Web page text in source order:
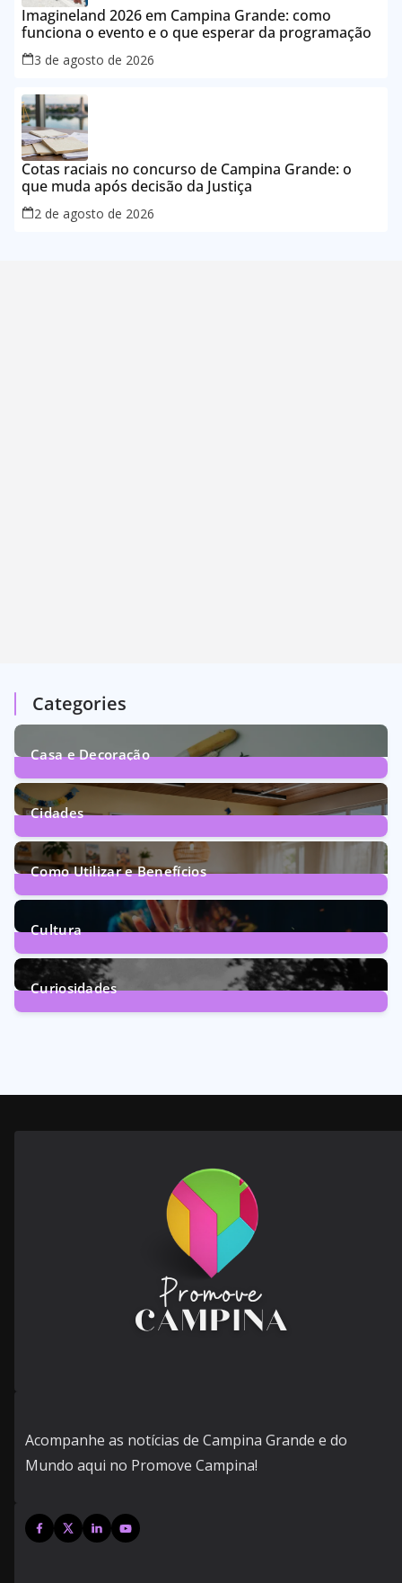
Imagineland 2026 em Campina Grande: como
funciona o evento e o que esperar da programação
3 de agosto de 2026
Cotas raciais no concurso de Campina Grande: o
que muda após decisão da Justiça
2 de agosto de 2026
Categories
Casa e Decoração
1Post
Cidades
71Posts
Como Utilizar e Benefícios
160Posts
Cultura
246Posts
Curiosidades
Acompanhe as notícias de Campina Grande e do
Mundo aqui no Promove Campina!